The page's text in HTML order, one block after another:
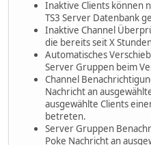
Inaktive Clients können
TS3 Server Datenbank
Inaktive Channel
die bereits seit X
Automatisches
Server Gruppen beim
Channel
Nachricht an
ausgewählte Clients
betreten.
Server Gruppen
Poke Nachricht an